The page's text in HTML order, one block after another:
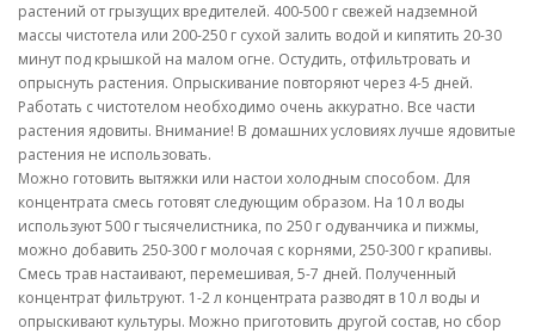
растений от грызущих вредителей. 400-500 г свежей надземной
массы чистотела или 200-250 г сухой залить водой и кипятить 20-30
минут под крышкой на малом огне. Остудить, отфильтровать и
опрыснуть растения. Опрыскивание повторяют через 4-5 дней.
Работать с чистотелом необходимо очень аккуратно. Все части
растения ядовиты. Внимание! В домашних условиях лучше ядовитые
растения не использовать.
Можно готовить вытяжки или настои холодным способом. Для
концентрата смесь готовят следующим образом. На 10 л воды
используют 500 г тысячелистника, по 250 г одуванчика и пижмы,
можно добавить 250-300 г молочая с корнями, 250-300 г крапивы.
Смесь трав настаивают, перемешивая, 5-7 дней. Полученный
концентрат фильтруют. 1-2 л концентрата разводят в 10 л воды и
опрыскивают культуры. Можно приготовить другой состав, но сбор